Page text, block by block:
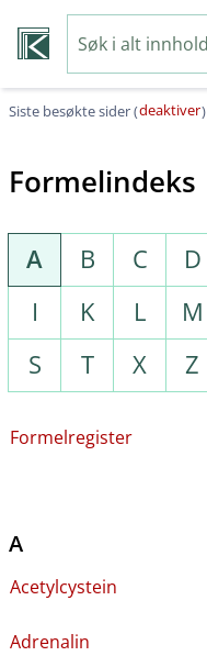
Siste besøkte sider (deaktiver)
Formelindeks
A B C D
I
K L M
S
T X Z
Formelregister
A
Acetylcystein
Adrenalin